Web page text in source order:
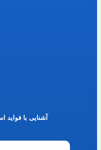
آشنایی با فواید